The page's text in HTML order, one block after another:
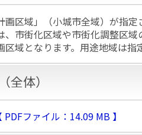
区域」（小城市全域）が指定
、市街化区域や市街化調整区
域となります。用途地域は指
全体）
ファイル：14.09 MB 】